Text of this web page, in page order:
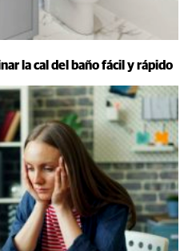
la cal del baño fácil y rápido